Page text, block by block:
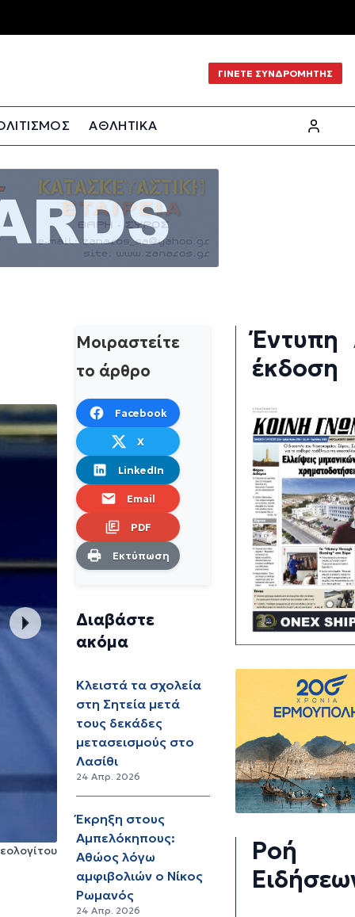
ΓΙΝΕΤΕ ΣΥΝΔΡΟΜΗΤΗΣ
ΑΘΛΗΤΙΚΑ
Μοιραστείτε
το άρθρο
Facebook
X
LinkedIn
Email
PDF
Εκτύπωση
Διαβάστε
ακόμα
Κλειστά τα σχολεία
στη Σητεία μετά
τους δεκάδες
μετασεισμούς στο
Λασίθι
24 Απρ. 2026
Έκρηξη στους
Αμπελόκηπους:
Αθώος λόγω
αμφιβολιών ο Νίκος
Ρωμανός
24 Απρ. 2026
Έντυπη
έκδοση
Ροή